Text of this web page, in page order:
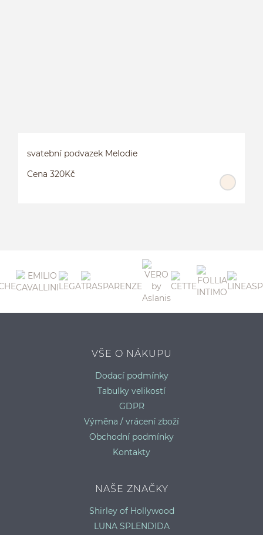
svatební podvazek Melodie
Cena 320Kč
VŠE O NÁKUPU
Dodací podmínky
Tabulky velikostí
GDPR
Výměna / vrácení zboží
Obchodní podmínky
Kontakty
NAŠE ZNAČKY
Shirley of Hollywood
LUNA SPLENDIDA